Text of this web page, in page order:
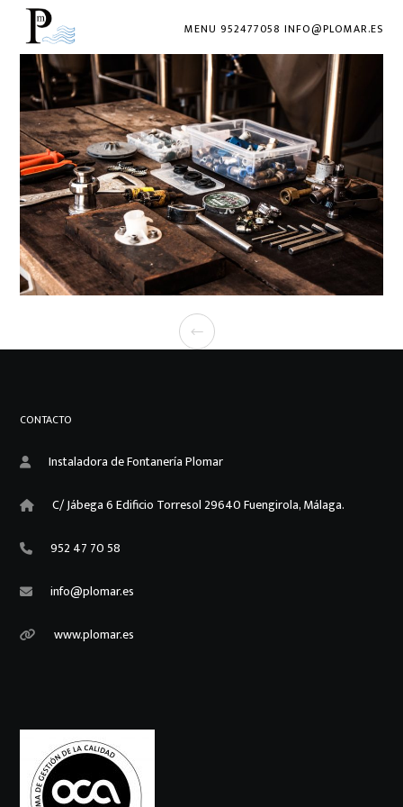
MENU 952477058 INFO@PLOMAR.ES
CONTACTO
Instaladora de Fontanería Plomar
C/ Jábega 6 Edificio Torresol 29640 Fuengirola, Málaga.
952 47 70 58
info@plomar.es
www.plomar.es